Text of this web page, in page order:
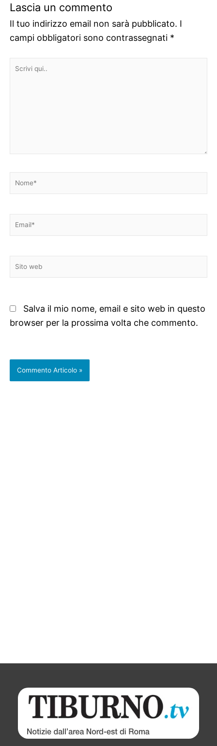
Lascia un commento
Il tuo indirizzo email non sarà pubblicato. I
campi obbligatori sono contrassegnati *
Scrivi
Nome*
Email*
Sito
web
Salva il mio nome, email e sito web in questo
browser per la prossima volta che commento.